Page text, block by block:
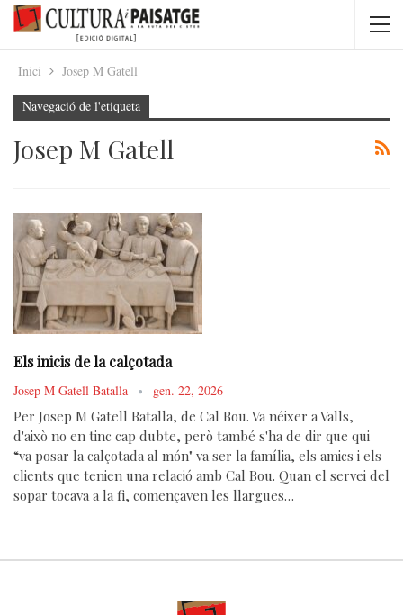
Inici Josep M Gatell
Navegació de l'etiqueta
Josep M Gatell
Els inicis de la calçotada
Josep M Gatell Batalla gen. 22, 2026
Per Josep M Gatell Batalla, de Cal Bou. Va néixer a Valls,
d'això no en tinc cap dubte, però també s'ha de dir que qui
“va posar la calçotada al món" va ser la família, els amics i els
clients que tenien una relació amb Cal Bou. Quan el servei del
sopar tocava a la fi, començaven les llargues…